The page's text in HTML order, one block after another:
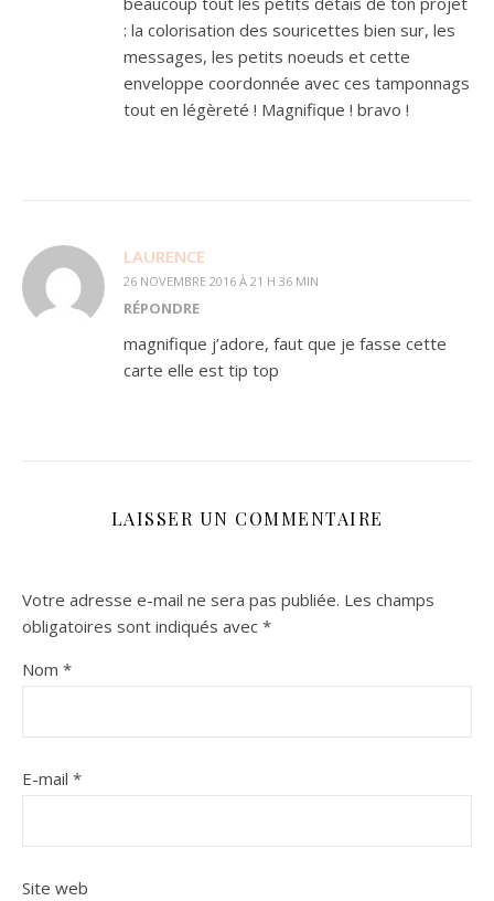
: la colorisation des souricettes bien sur, les
messages, les petits noeuds et cette
enveloppe coordonnée avec ces tamponnags
tout en légèreté ! Magnifique ! bravo !
LAURENCE
26 NOVEMBRE 2016 À 21 H 36 MIN
RÉPONDRE
magnifique j’adore, faut que je fasse cette
carte elle est tip top
LAISSER UN COMMENTAIRE
Votre adresse e-mail ne sera pas publiée. Les champs
obligatoires sont indiqués avec *
Nom *
E-mail *
Site web